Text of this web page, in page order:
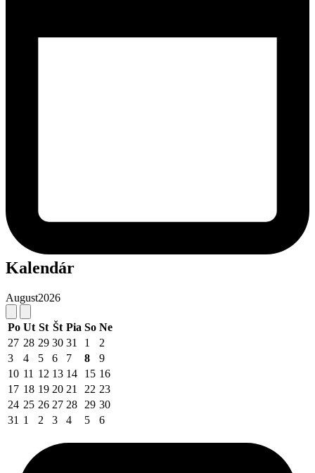
Kalendár
August2026
Po Ut St Št Pia So Ne
27 28 29 30 31 1
2
3
4 5 6 7 8
9
10 11 12 13 14 15 16
17 18 19 20 21 22 23
24 25 26 27 28 29 30
31 1 2 3 4 5 6